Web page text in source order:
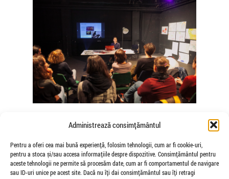
Administrează consimțământul
Pentru a oferi cea mai bună experiență, folosim tehnologii, cum ar fi cookie-uri,
pentru a stoca și/sau accesa informațiile despre dispozitive. Consimțământul pentru
aceste tehnologii ne permite să procesăm date, cum ar fi comportamentul de navigare
sau ID-uri unice pe acest site. Dacă nu îți dai consimțământul sau îți retragi
Somatice susținute de coregrafele
Mădălina Dan și Valentina De Piante
Niculae
de Veioza Arte